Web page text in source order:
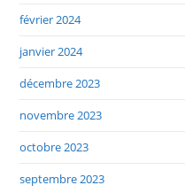
février 2024
janvier 2024
décembre 2023
novembre 2023
octobre 2023
septembre 2023